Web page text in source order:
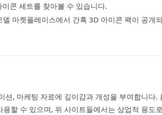
콘 세트를 찾아볼 수 있습니다.
델 마켓플레이스에서 간혹 3D 아이콘 팩이 공개
, 마케팅 자료에 깊이감과 개성을 부여합니다.
할 수 있으며, 위 사이트들에서는 상업적 용도